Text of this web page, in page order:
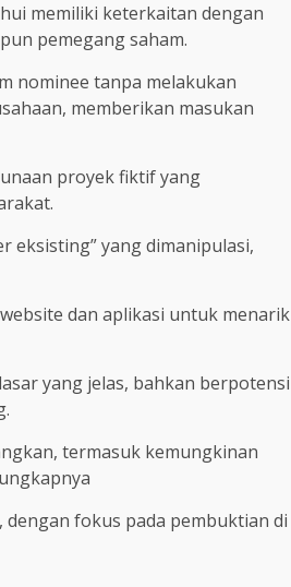
memiliki keterkaitan dengan
pemegang saham.
nominee tanpa melakukan
memberikan masukan
proyek fiktif yang
eksisting” yang dimanipulasi,
dan aplikasi untuk menarik
yang jelas, bahkan berpotensi
termasuk kemungkinan
fokus pada pembuktian di